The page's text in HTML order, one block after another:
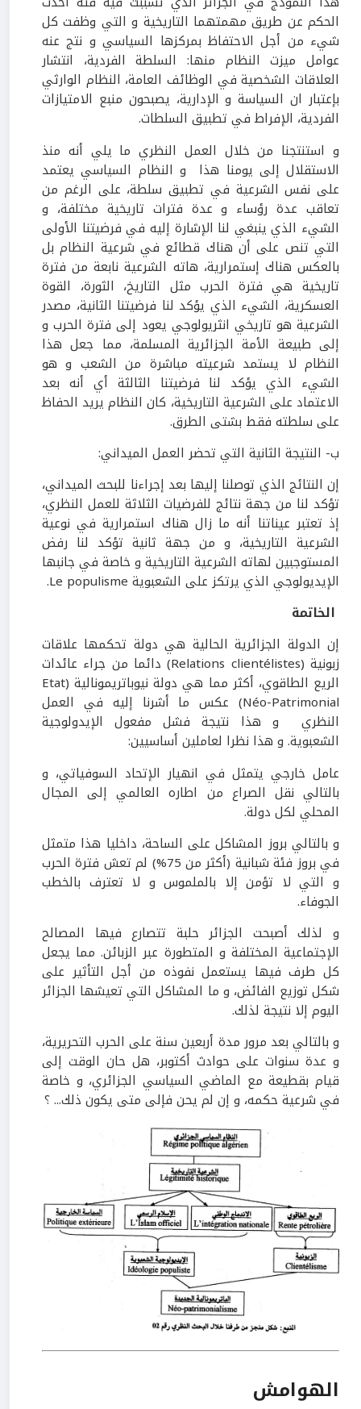
الحكم عن طريق مهمتهما التاريخية و التي وظفت كل
شيء من أجل الاحتفاظ بمركزها السياسي و نتج عنه
عوامل ميزت النظام منها: السلطة الفردية، انتشار
العلاقات الشخصية في الوظائف العامة، النظام الوارثي
بإعتبار ان السياسة و الإدارية، يصبحون منبع الامتيازات
الفردية، الإفراط في تطبيق السلطات.
و استنتجنا من خلال العمل النظري ما يلي أنه منذ
الاستقلال إلى يومنا هذا و النظام السياسي يعتمد
على نفس الشرعية في تطبيق سلطة، على الرغم من
تعاقب عدة رؤساء و عدة فترات تاريخية مختلفة، و
الشيء الذي ينبغي لنا الإشارة إليه في فرضيتنا الأولى
التي تنص على أن هناك قطائع في شرعية النظام بل
بالعكس هناك إستمرارية، هاته الشرعية نابعة من فترة
تاريخية هي فترة الحرب مثل التاريخ، الثورة، القوة
العسكرية، الشيء الذي يؤكد لنا فرضيتنا الثانية، مصدر
الشرعية هو تاريخي انثريولوجي يعود إلى فترة الحرب و
إلى طبيعة الأمة الجزائرية المسلمة، مما جعل هذا
النظام لا يستمد شرعيته مباشرة من الشعب و هو
الشيء الذي يؤكد لنا فرضيتنا الثالثة أي أنه بعد
الاعتماد على الشرعية التاريخية، كان النظام يريد الحفاظ
على سلطته فقط بشتى الطرق.
ب- النتيجة الثانية التي تحضر العمل الميداني:
إن النتائج الذي توصلنا إليها بعد إجراءنا للبحث الميداني،
تؤكد لنا من جهة نتائج للفرضيات الثلاثة للعمل النظري،
إذ تعتبر عيناتنا أنه ما زال هناك استمرارية في نوعية
الشرعية التاريخية، و من جهة ثانية تؤكد لنا رفض
المستوجبين لهاته الشرعية التاريخية و خاصة في جانبها
الإيديولوجي الذي يرتكز على الشعبوية Le populisme.
الخاتمة
إن الدولة الجزائرية الحالية هي دولة تحكمها علاقات
زبونية (Relations clientélistes) دائما من جراء عائدات
الريع الطاقوي، أكثر مما هي دولة نيوباتريمونالية (Etat
Néo-Patrimonial) عكس ما أشرنا إليه في العمل
النظري و هذا نتيجة فشل مفعول الإيدولوجية
الشعبوية. و هذا نظرا لعاملين أساسيين:
عامل خارجي يتمثل في انهيار الإتحاد السوفياتي، و
بالتالي نقل الصراع من اطاره العالمي إلى المجال
المحلي لكل دولة.
و بالتالي بروز المشاكل على الساحة، داخليا هذا متمثل
في بروز فئة شبانية (أكثر من 75%) لم تعش فترة الحرب
و التي لا تؤمن إلا بالملموس و لا تعترف بالخطب
الجوفاء.
و لذلك أصبحت الجزائر حلبة تتصارع فيها المصالح
الإجتماعية المختلفة و المتطورة عبر الزبائن. مما يجعل
كل طرف فيها يستعمل نفوذه من أجل التأثير على
شكل توزيع الفائض، و ما المشاكل التي تعيشها الجزائر
اليوم إلا نتيجة لذلك.
و بالتالي بعد مرور مدة أربعين سنة على الحرب التحريرية،
و عدة سنوات على حوادث أكتوبر، هل حان الوقت إلى
قيام بقطيعة مع الماضي السياسي الجزائري، و خاصة
في شرعية حكمه، و إن لم يحن فإلى متى يكون ذلك... ؟
الهوامش